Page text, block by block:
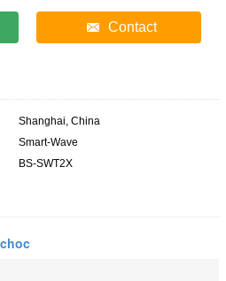
Contact
Shanghai, China
Smart-Wave
BS-SWT2X